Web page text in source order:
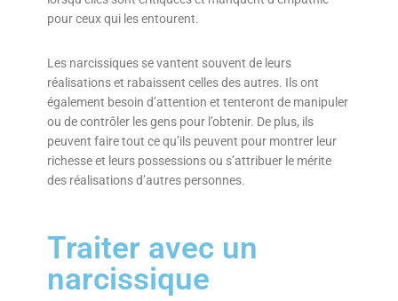
pour ceux qui les entourent.
Les narcissiques se vantent souvent de leurs
réalisations et rabaissent celles des autres. Ils ont
également besoin d’attention et tenteront de manipuler
ou de contrôler les gens pour l’obtenir. De plus, ils
peuvent faire tout ce qu’ils peuvent pour montrer leur
richesse et leurs possessions ou s’attribuer le mérite
des réalisations d’autres personnes.
Traiter avec un
narcissique